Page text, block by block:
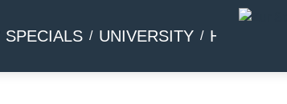
SPECIALS UNIVERSITY HOMMAGE